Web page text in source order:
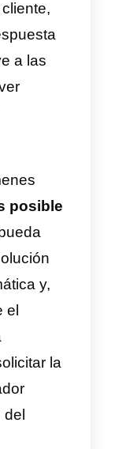
relación
de
cuenta en
y difundido
clientes
con
de la
de ellos
sobre la